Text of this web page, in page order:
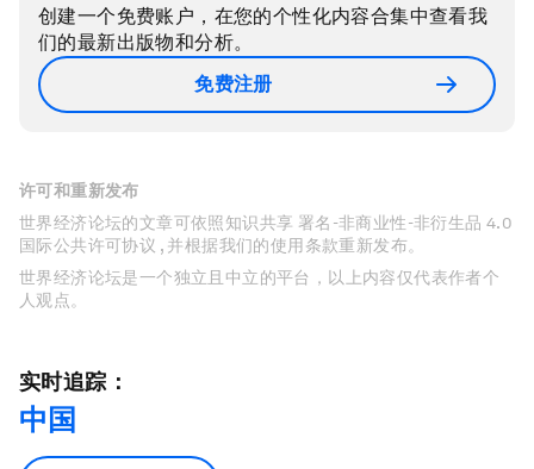
创建一个免费账户，在您的个性化内容合集中查看我
们的最新出版物和分析。
免费注册
许可和重新发布
世界经济论坛的文章可依照知识共享 署名-非商业性-非衍生品 4.0
国际公共许可协议 , 并根据我们的使用条款重新发布。
世界经济论坛是一个独立且中立的平台，以上内容仅代表作者个
人观点。
实时追踪：
中国